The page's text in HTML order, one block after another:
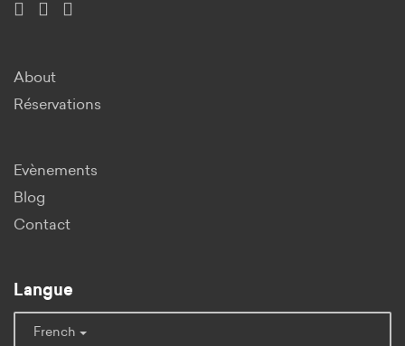
About
Réservations
Evènements
Blog
Contact
Langue
French